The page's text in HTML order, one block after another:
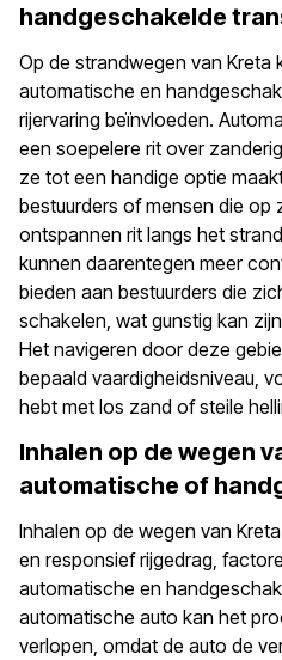
handgeschakelde
Op de strandwegen van Kreta
automatische en
rijervaring beïnvloeden.
een soepelere rit over
ze tot een handige optie
bestuurders of mensen die op
ontspannen rit langs het
kunnen daarentegen meer
bieden aan bestuurders die
schakelen, wat gunstig kan
Het navigeren door deze
bepaald vaardigheidsniveau,
hebt met los zand of steile
Inhalen op de wegen
automatische of
Inhalen op de wegen van
en responsief rijgedrag,
automatische en
automatische auto kan het
verlopen, omdat de auto de